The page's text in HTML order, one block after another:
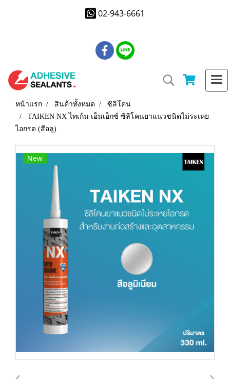
02-943-6661
หน้าแรก สินค้าทั้งหมด
ซิลิโคน
TAIKEN NX ไทเก้น เอ็นเอ็กซ์ ซิลิโคนยาแนวชนิดไม่ระเหย
ไอกรด (สีอลู)
New